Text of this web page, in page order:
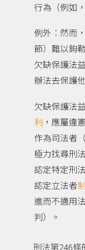
行為（例如
例外︰然而
節）難以鉤
欠缺保護法
辦法去保護
欠缺保護法
利 ，應屬違
作為司法者
極力找尋刑
認定特定刑
認定立法者
進而不適用
判）。
刑法第246條